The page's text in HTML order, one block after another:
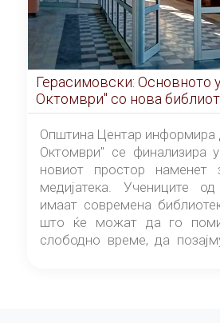
Герасимовски: Основното
Октомври" со нова
од септември
Општина Центар информира
Октомври" се финализира
новиот простор наменет
медијатека. Учениците
имаат современа
што ќе можат да го
слободно време, да